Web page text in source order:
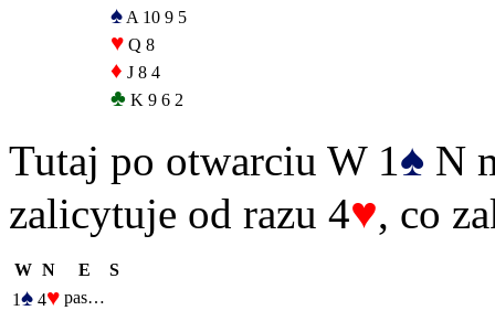
♠ A 10 9 5
♥ Q 8
♦ J 8 4
♣ K 9 6 2
Tutaj po otwarciu W 1 ♠ N
zalicytuje od razu 4♥, co
W N E
S
1♠ 4♥ pas…